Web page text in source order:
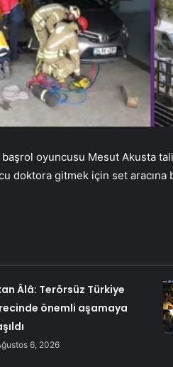
oyuncusu Mesut Akusta
doktora gitmek için set aracına
Âlâ: Terörsüz Türkiye
önemli aşamaya
6, 2026